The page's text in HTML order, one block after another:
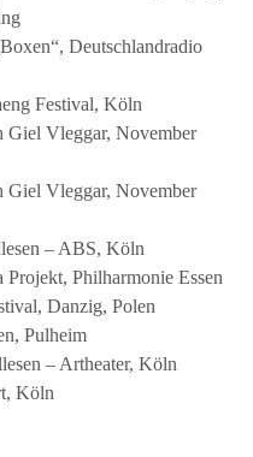
Deutschlandradio
Festival, Köln
Giel Vleggar, November
Giel Vleggar, November
– ABS, Köln
Philharmonie Essen
Danzig, Polen
Pulheim
– Artheater, Köln
Köln